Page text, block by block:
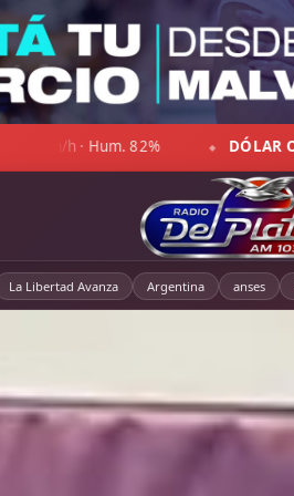
despejado · Viento 23 km/h · Hum. 47%
La Libertad Avanza Argentina anses